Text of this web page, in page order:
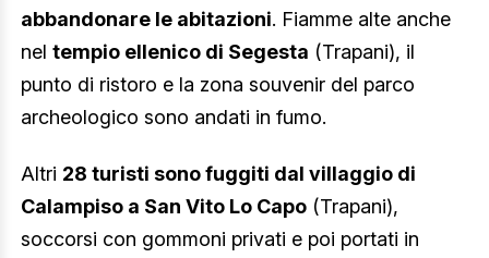
abbandonare le abitazioni. Fiamme alte anche
nel tempio ellenico di Segesta (Trapani), il
punto di ristoro e la zona souvenir del parco
archeologico sono andati in fumo.
Altri 28 turisti sono fuggiti dal villaggio di
Calampiso a San Vito Lo Capo (Trapani),
soccorsi con gommoni privati e poi portati in